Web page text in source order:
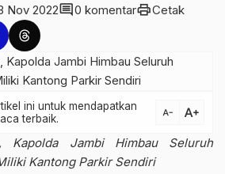
Nov 2022comment0 komentarprintCetak
ini untuk mendapatkan
terbaik.
text_decrease text_increase
Kapolda Jambi Himbau Seluruh
Kantong Parkir Sendiri